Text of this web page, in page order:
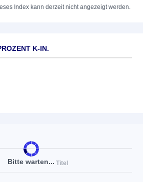
Index kann derzeit nicht angezeigt werden.
K-IN.
Bitte warten... Titel